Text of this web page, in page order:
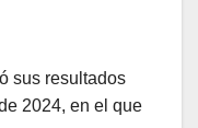
sus resultados
2024, en el que